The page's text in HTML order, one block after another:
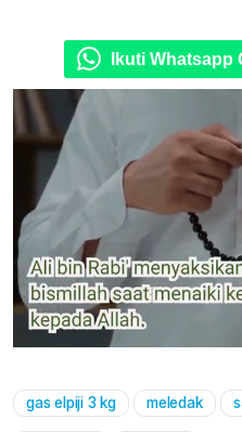
Ikuti Whatsapp
gas elpiji 3 kg meledak